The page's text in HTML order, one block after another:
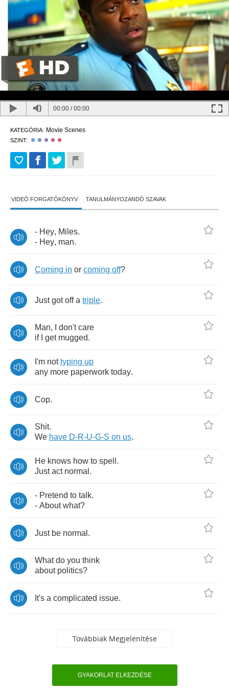
00:00 /00:00
KATEGÓRIA: Movie Scenes
SZINT:
VIDEÓ FORGATÓKÖNYV TANULMÁNYOZANDÓ SZAVAK
- Hey, Miles.
- Hey, man.
Coming in or coming off?
Just got off a triple.
Man, don't care
if
get mugged.
I'm not typing up
any more paperwork today.
Cop.
Shit.
We have D-R-U-G-S on us.
He knows how to spell .
Just act normal .
- Pretend to talk.
- About what?
Just be normal .
What do you think
about politics?
It's a complicated issue.
Továbbiak Megjelenítése
GYAKORLAT ELKEZDÉSE